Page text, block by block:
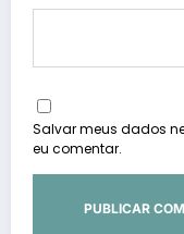
Salvar meus dados
eu comentar.